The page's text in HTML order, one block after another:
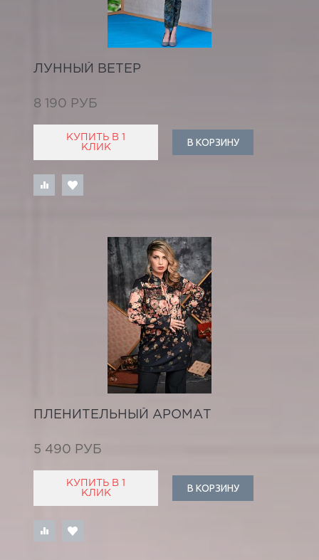
ЛУННЫЙ ВЕТЕР
8 190 РУБ
КУПИТЬ В 1
КЛИК
В КОРЗИНУ
ПЛЕНИТЕЛЬНЫЙ АРОМАТ
5 490 РУБ
КУПИТЬ В 1
КЛИК
В КОРЗИНУ